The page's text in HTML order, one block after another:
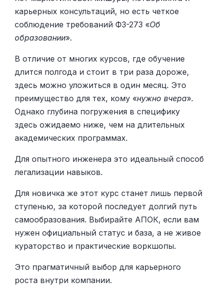
карьерных консультаций, но есть четкое
соблюдение требований ФЗ-273 «Об
образовании».
В отличие от многих курсов, где обучение
длится полгода и стоит в три раза дороже,
здесь можно уложиться в один месяц. Это
преимущество для тех, кому «нужно вчера».
Однако глубина погружения в специфику
здесь ожидаемо ниже, чем на длительных
академических программах.
Для опытного инженера это идеальный способ
легализации навыков.
Для новичка же этот курс станет лишь первой
ступенью, за которой последует долгий путь
самообразования. Выбирайте АПОК, если вам
нужен официальный статус и база, а не живое
кураторство и практические воркшопы.
Это прагматичный выбор для карьерного
роста внутри компании.